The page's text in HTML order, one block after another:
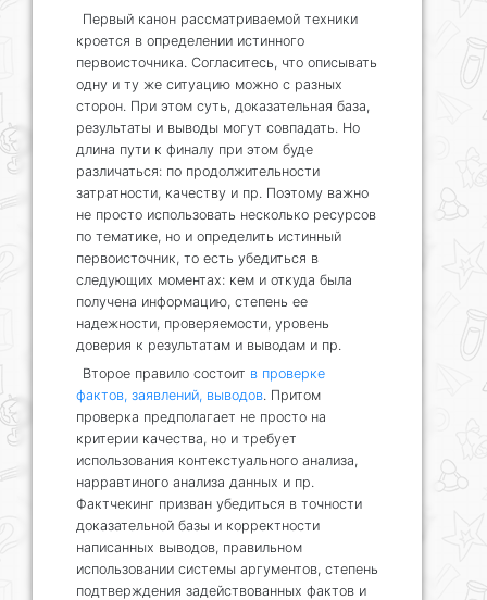
Первый канон рассматриваемой техники
кроется в определении истинного
первоисточника. Согласитесь, что описывать
одну и ту же ситуацию можно с разных
сторон. При этом суть, доказательная база,
результаты и выводы могут совпадать. Но
длина пути к финалу при этом буде
различаться: по продолжительности
затратности, качеству и пр. Поэтому важно
не просто использовать несколько ресурсов
по тематике, но и определить истинный
первоисточник, то есть убедиться в
следующих моментах: кем и откуда была
получена информацию, степень ее
надежности, проверяемости, уровень
доверия к результатам и выводам и пр.
Второе правило состоит в проверке
фактов, заявлений, выводов. Притом
проверка предполагает не просто на
критерии качества, но и требует
использования контекстуального анализа,
нарравтиного анализа данных и пр.
Фактчекинг призван убедиться в точности
доказательной базы и корректности
написанных выводов, правильном
использовании системы аргументов, степень
подтверждения задействованных фактов и